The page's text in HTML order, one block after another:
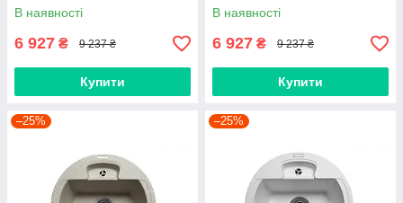
В наявності
6 927 ₴ 9 237 ₴
Купити
В наявності
6 927 ₴ 9 237 ₴
Купити
–25% –25%